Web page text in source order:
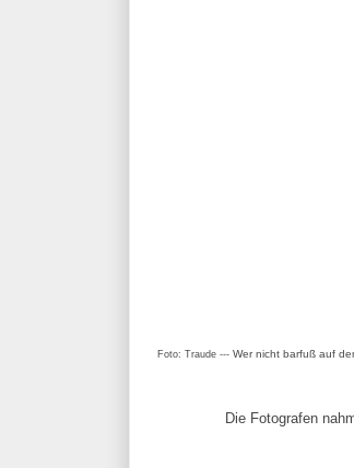
Foto: Traude --- Wer nicht barfuß auf
Die Fotografen